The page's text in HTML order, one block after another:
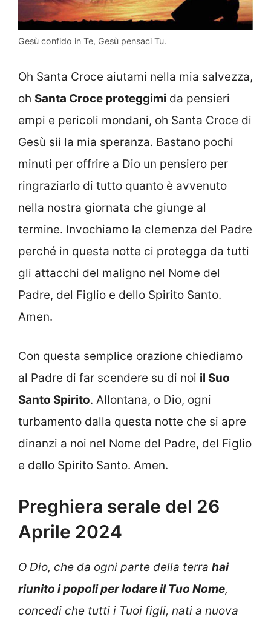
Gesù confido in Te, Gesù pensaci Tu.
Oh Santa Croce aiutami nella mia salvezza,
oh Santa Croce proteggimi da pensieri
empi e pericoli mondani, oh Santa Croce di
Gesù sii la mia speranza. Bastano pochi
minuti per offrire a Dio un pensiero per
ringraziarlo di tutto quanto è avvenuto
nella nostra giornata che giunge al
termine. Invochiamo la clemenza del Padre
perché in questa notte ci protegga da tutti
gli attacchi del maligno nel Nome del
Padre, del Figlio e dello Spirito Santo.
Amen.
Con questa semplice orazione chiediamo
al Padre di far scendere su di noi il Suo
Santo Spirito. Allontana, o Dio, ogni
turbamento dalla questa notte che si apre
dinanzi a noi nel Nome del Padre, del Figlio
e dello Spirito Santo. Amen.
Preghiera serale del 26
Aprile 2024
O Dio, che da ogni parte della terra hai
riunito i popoli per lodare il Tuo Nome,
concedi che tutti i Tuoi figli, nati a nuova